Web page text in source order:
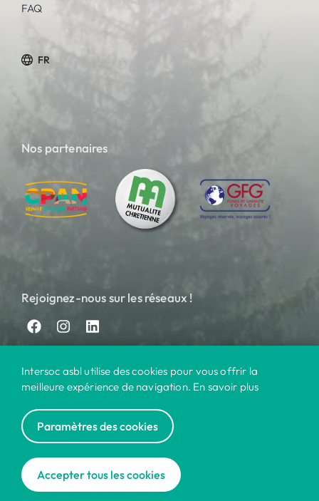
FAQ
FR
Nos partenaires
Rejoignez-nous sur les réseaux !
© 2024 Intersoc
Cookies | Disclaimer
Intersoc asbl utilise des cookies pour vous offrir la
meilleure expérience de navigation. En savoir plus
Paramètres des cookies
Accepter tous les cookies